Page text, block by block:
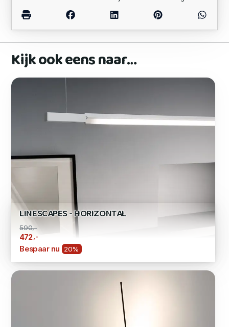
Kijk ook eens naar…
LINESCAPES - HORIZONTAL
590,-
472 ,-
Bespaar nu 20%